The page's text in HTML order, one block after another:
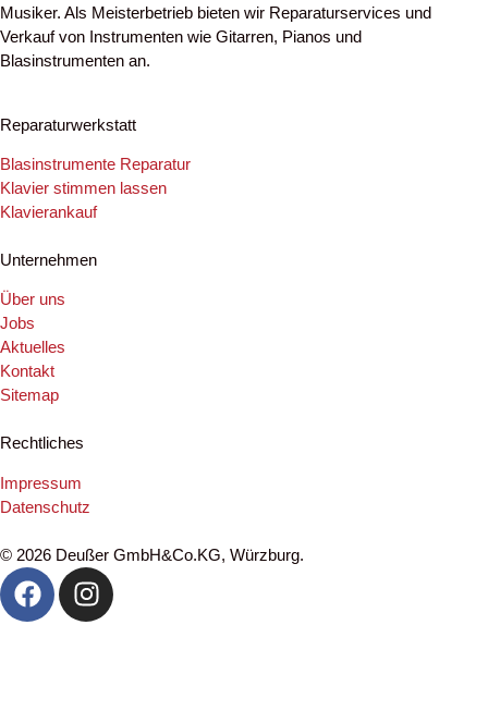
Musiker. Als Meisterbetrieb bieten wir Reparaturservices und
Verkauf von Instrumenten wie Gitarren, Pianos und
Blasinstrumenten an.
Reparaturwerkstatt
Blasinstrumente Reparatur
Klavier stimmen lassen
Klavierankauf
Unternehmen
Über uns
Jobs
Aktuelles
Kontakt
Sitemap
Rechtliches
Impressum
Datenschutz
© 2026 Deußer GmbH&Co.KG, Würzburg.